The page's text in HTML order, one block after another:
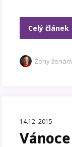
Celý článek
Ženy ženám
14.12. 2015